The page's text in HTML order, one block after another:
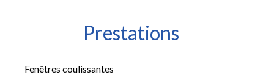
Prestations
Fenêtres coulissantes